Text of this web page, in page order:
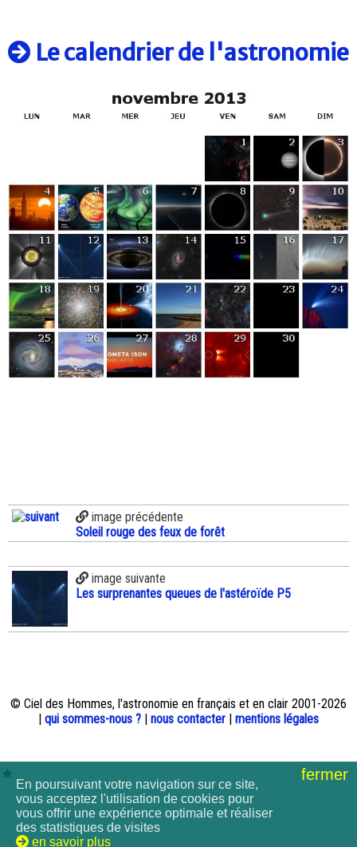
Le calendrier de l'astronomie
image précédente
Soleil rouge des feux de forêt
image suivante
Les surprenantes queues de l'astéroïde P5
© Ciel des Hommes, l'astronomie en français et en clair 2001-2026
| qui sommes-nous ? | nous contacter | mentions légales
fermer
En poursuivant votre navigation sur ce site,
vous acceptez l'utilisation de cookies pour
vous offrir une expérience optimale et réaliser
des statistiques de visites
en savoir plus